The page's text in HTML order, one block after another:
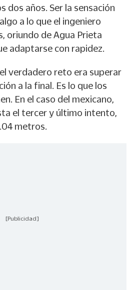
dos años. Ser la sensación
a lo que el ingeniero
oriundo de Agua Prieta
adaptarse con rapidez.
verdadero reto era superar
a la final. Es lo que los
En el caso del mexicano,
el tercer y último intento,
metros.
[Publicidad]